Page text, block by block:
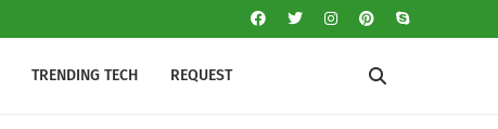
TRENDING TECH REQUEST